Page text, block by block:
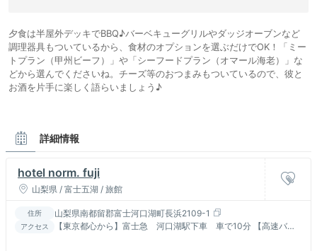
夕食は半屋外デッキでBBQ♪バーベキューグリルやダッジオーブンなど
調理器具もついているから、食材のオプションを選ぶだけでOK！「ミー
トプラン（甲州ビーフ）」や「シーフードプラン（オマール海老）」な
どから選んでくださいね。チーズ等のおつまみもついているので、彼と
お酒を片手に楽しく語らいましょう♪
詳細情報
hotel norm. fuji
山梨県 / 富士五湖 / 旅館
住所 山梨県南都留郡富士河口湖町長浜2109-1
アクセス
【東京都心から】富士急 河口湖駅下車 車で10分 【高速バ